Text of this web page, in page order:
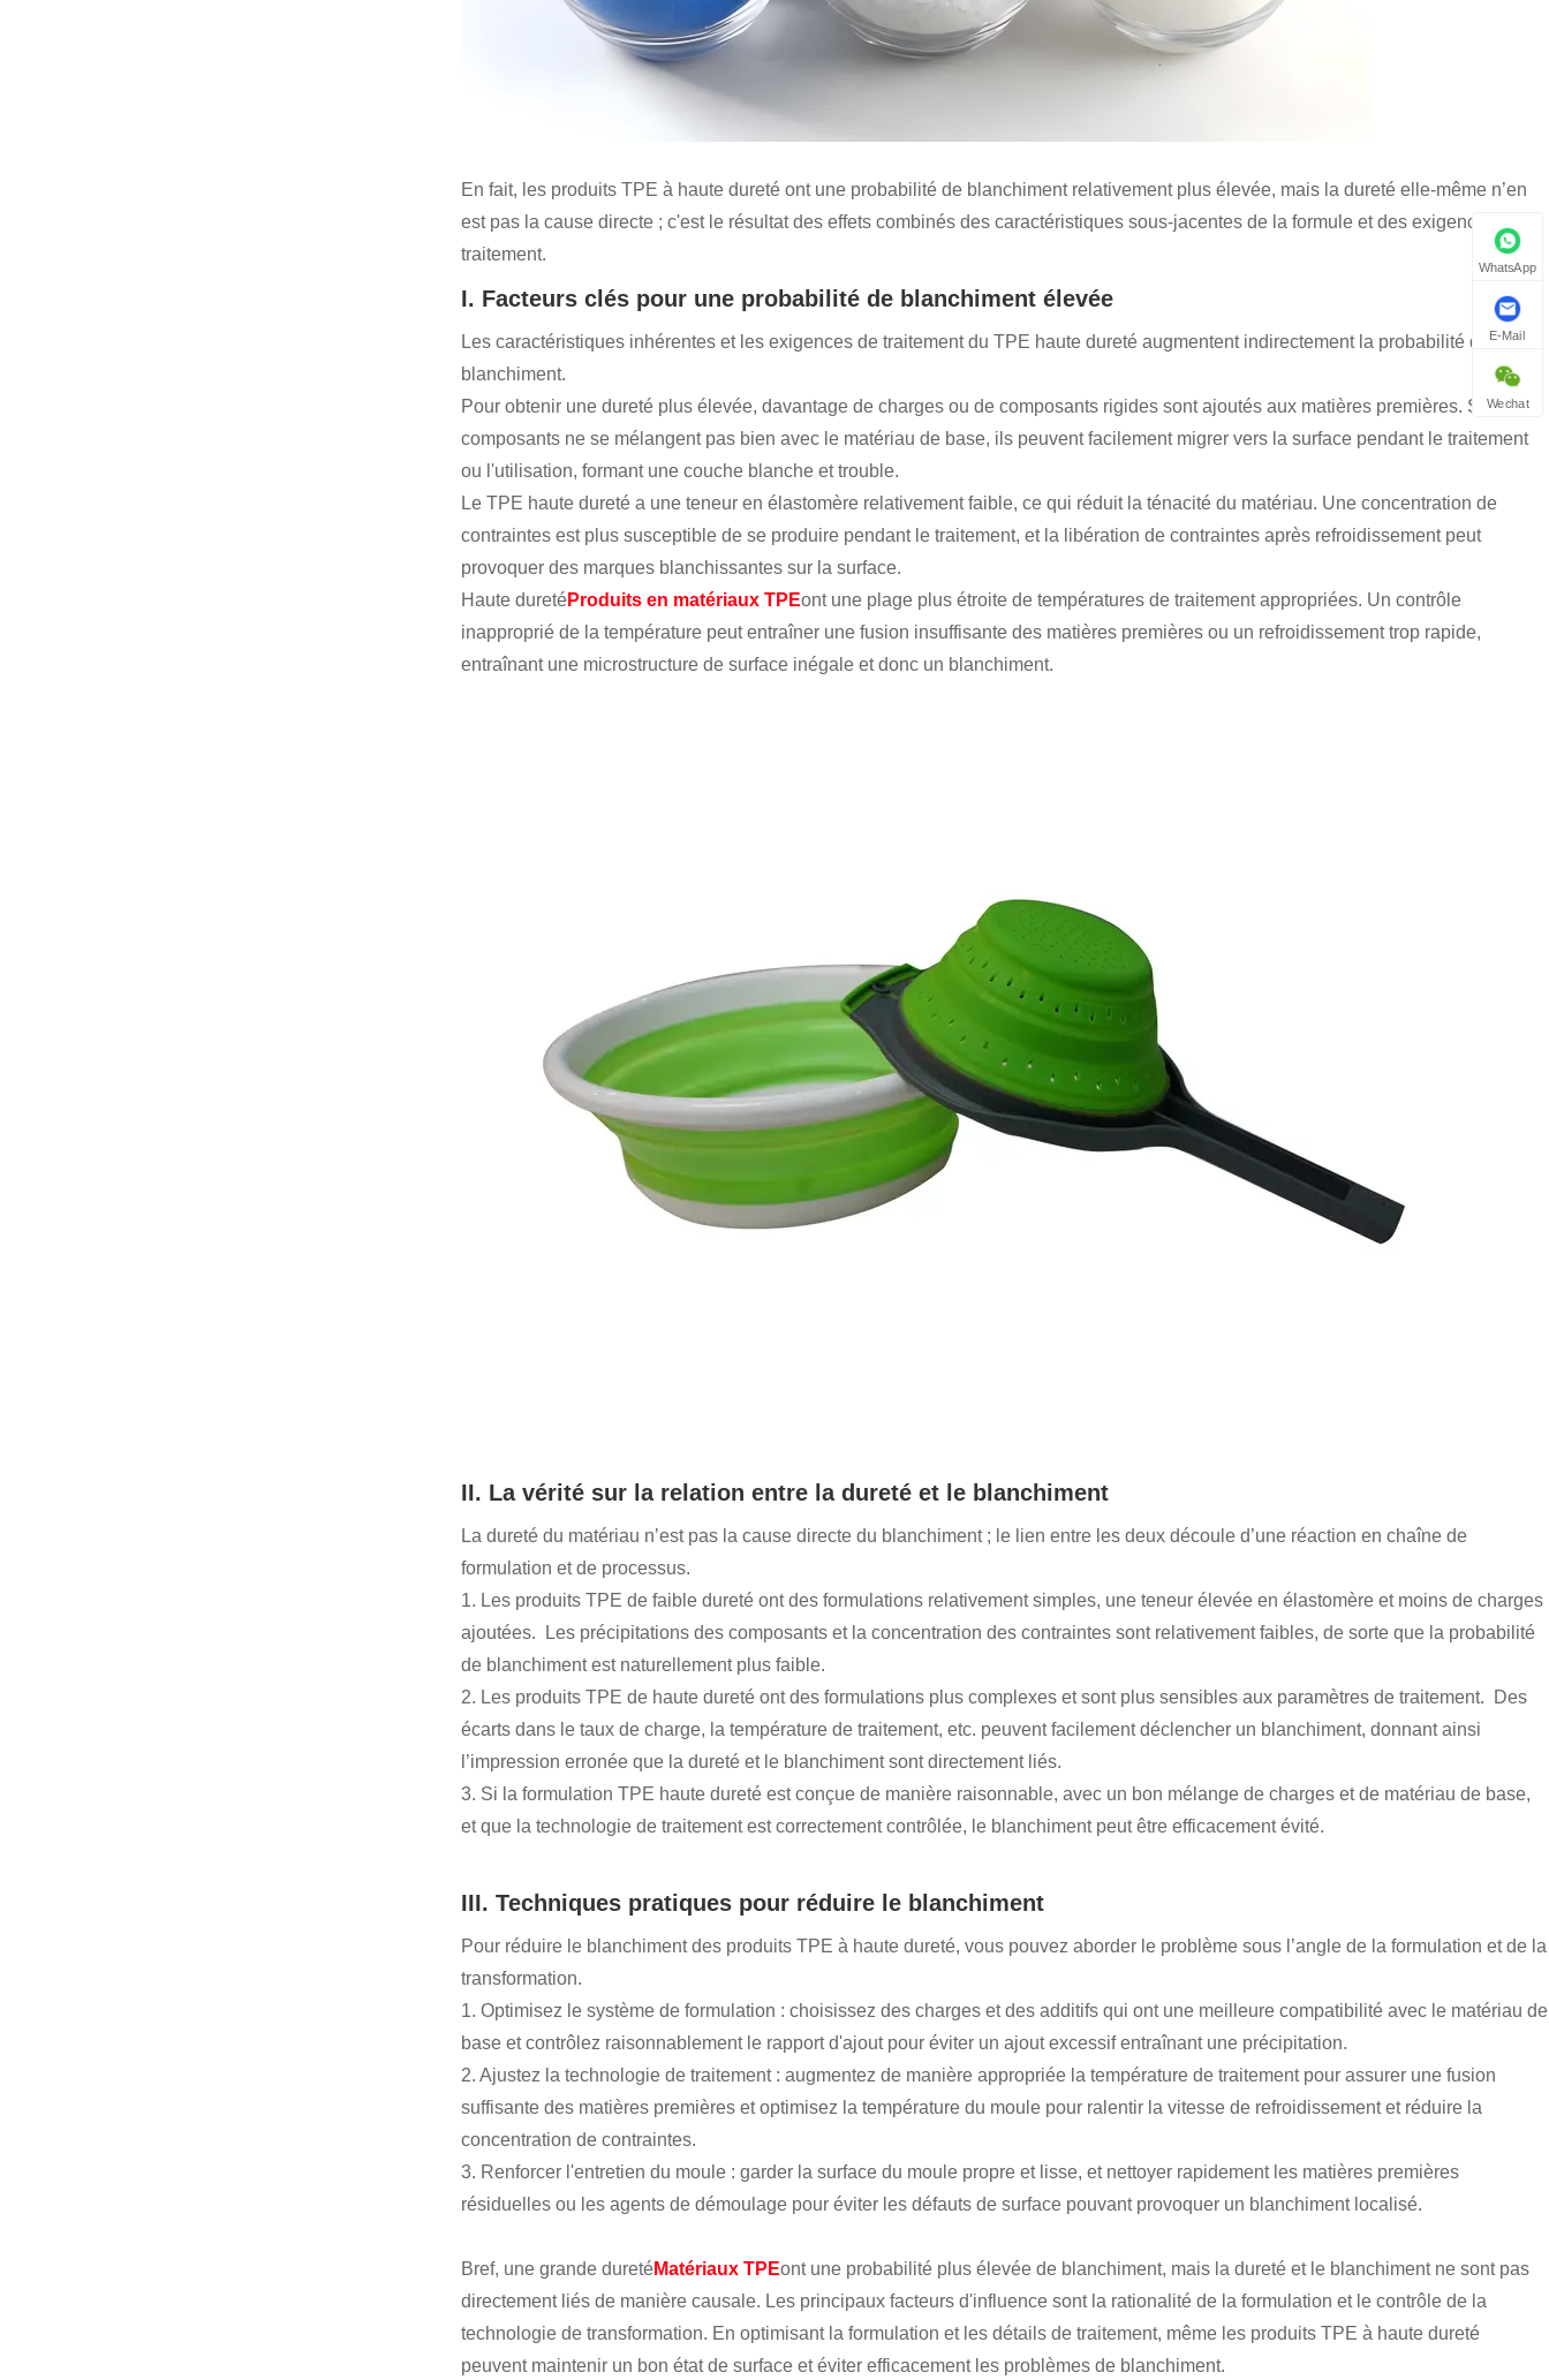
En fait, les produits TPE à haute dureté ont une probabilité de blanchiment relativement plus élevée, mais la dureté elle-même n’en
est pas la cause directe ; c'est le résultat des effets combinés des caractéristiques sous-jacentes de la formule et des exigences de
traitement.
I. Facteurs clés pour une probabilité de blanchiment élevée
Les caractéristiques inhérentes et les exigences de traitement du TPE haute dureté augmentent indirectement la probabilité de
blanchiment.
Pour obtenir une dureté plus élevée, davantage de charges ou de composants rigides sont ajoutés aux matières premières. Si ces
composants ne se mélangent pas bien avec le matériau de base, ils peuvent facilement migrer vers la surface pendant le traitement
ou l'utilisation, formant une couche blanche et trouble.
Le TPE haute dureté a une teneur en élastomère relativement faible, ce qui réduit la ténacité du matériau. Une concentration de
contraintes est plus susceptible de se produire pendant le traitement, et la libération de contraintes après refroidissement peut
provoquer des marques blanchissantes sur la surface.
Haute duretéProduits en matériaux TPEont une plage plus étroite de températures de traitement appropriées. Un contrôle
inapproprié de la température peut entraîner une fusion insuffisante des matières premières ou un refroidissement trop rapide,
entraînant une microstructure de surface inégale et donc un blanchiment.
II. La vérité sur la relation entre la dureté et le blanchiment
La dureté du matériau n’est pas la cause directe du blanchiment ; le lien entre les deux découle d’une réaction en chaîne de
formulation et de processus.
1. Les produits TPE de faible dureté ont des formulations relativement simples, une teneur élevée en élastomère et moins de charges
ajoutées. Les précipitations des composants et la concentration des contraintes sont relativement faibles, de sorte que la probabilité
de blanchiment est naturellement plus faible.
2. Les produits TPE de haute dureté ont des formulations plus complexes et sont plus sensibles aux paramètres de traitement. Des
écarts dans le taux de charge, la température de traitement, etc. peuvent facilement déclencher un blanchiment, donnant ainsi
l’impression erronée que la dureté et le blanchiment sont directement liés.
3. Si la formulation TPE haute dureté est conçue de manière raisonnable, avec un bon mélange de charges et de matériau de base,
et que la technologie de traitement est correctement contrôlée, le blanchiment peut être efficacement évité.
III. Techniques pratiques pour réduire le blanchiment
Pour réduire le blanchiment des produits TPE à haute dureté, vous pouvez aborder le problème sous l’angle de la formulation et de la
transformation.
1. Optimisez le système de formulation : choisissez des charges et des additifs qui ont une meilleure compatibilité avec le matériau de
base et contrôlez raisonnablement le rapport d'ajout pour éviter un ajout excessif entraînant une précipitation.
2. Ajustez la technologie de traitement : augmentez de manière appropriée la température de traitement pour assurer une fusion
suffisante des matières premières et optimisez la température du moule pour ralentir la vitesse de refroidissement et réduire la
concentration de contraintes.
3. Renforcer l'entretien du moule : garder la surface du moule propre et lisse, et nettoyer rapidement les matières premières
résiduelles ou les agents de démoulage pour éviter les défauts de surface pouvant provoquer un blanchiment localisé.
Bref, une grande duretéMatériaux TPEont une probabilité plus élevée de blanchiment, mais la dureté et le blanchiment ne sont pas
directement liés de manière causale. Les principaux facteurs d'influence sont la rationalité de la formulation et le contrôle de la
technologie de transformation. En optimisant la formulation et les détails de traitement, même les produits TPE à haute dureté
peuvent maintenir un bon état de surface et éviter efficacement les problèmes de blanchiment.
WhatsApp
E-Mail
Wechat